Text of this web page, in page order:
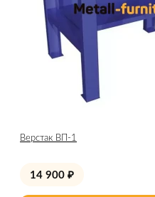
Верстак ВП-1
14 900 ₽